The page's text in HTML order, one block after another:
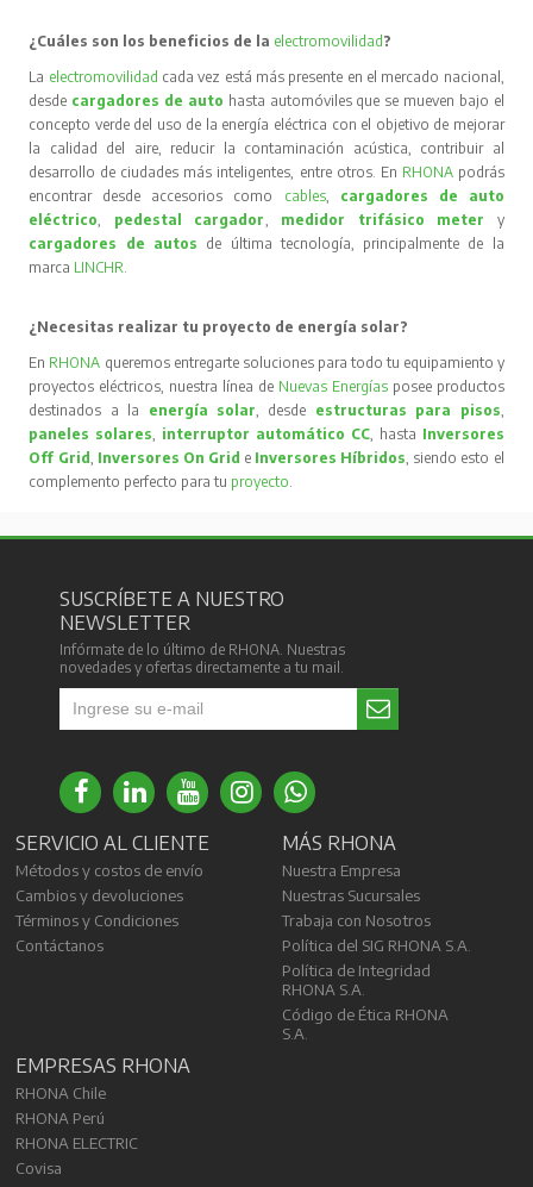
¿Cuáles son los beneficios de la electromovilidad ?
La electromovilidad cada vez está más presente en el mercado nacional,
desde cargadores de auto hasta automóviles que se mueven bajo el
concepto verde del uso de la energía eléctrica con el objetivo de mejorar
la calidad del aire, reducir la contaminación acústica, contribuir al
desarrollo de ciudades más inteligentes, entre otros. En RHONA podrás
encontrar desde accesorios como cables, cargadores de auto
eléctrico, pedestal cargador, medidor trifásico meter
y
cargadores de autos de última tecnología, principalmente de la
marca LINCHR.
¿Necesitas realizar tu proyecto de energía solar?
En RHONA queremos entregarte soluciones para todo tu equipamiento y
proyectos eléctricos, nuestra línea de Nuevas Energíasposee productos
destinados a la energía solar, desde estructuras para pisos,
paneles solares, interruptor automático CC, hasta Inversores
Off Grid, Inversores On Grid e Inversores Híbridos, siendo esto el
complemento perfecto para tu proyecto.
SUSCRÍBETE A NUESTRO
NEWSLETTER
Infórmate de lo último de RHONA. Nuestras
novedades y ofertas directamente a tu mail.
SERVICIO AL CLIENTE
Métodos y costos de envío
Cambios y devoluciones
Términos y Condiciones
Contáctanos
MÁS RHONA
Nuestra Empresa
Nuestras Sucursales
Trabaja con Nosotros
Política del SIG RHONA S.A.
Política de Integridad
RHONA S.A.
Código de Ética RHONA
S.A.
EMPRESAS RHONA
RHONA Chile
RHONA Perú
RHONA ELECTRIC
Covisa